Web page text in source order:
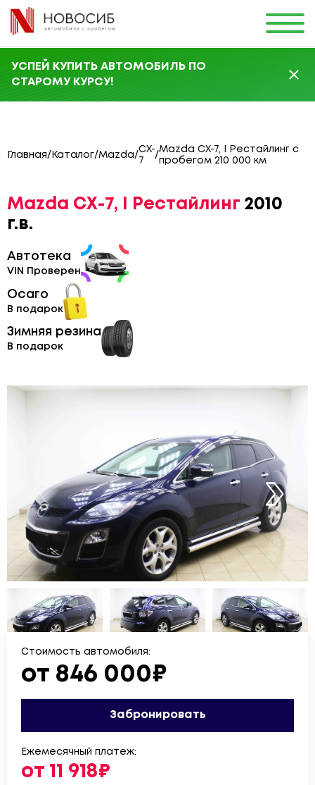
УСПЕЙ КУПИТЬ АВТОМОБИЛЬ ПО
СТАРОМУ КУРСУ!
Главная/ Каталог/Mazda/
CX-
7
/
Mazda CX-7, I Рестайлинг с
пробегом 210 000 км
Mazda CX-7, I Рестайлинг 2010
г.в.
Автотека
VIN Проверен
Осаго
В подарок
Зимняя резина
В подарок
Стоимость автомобиля:
от 846 000₽
Забронировать
Ежемесячный платеж:
от 11 918₽